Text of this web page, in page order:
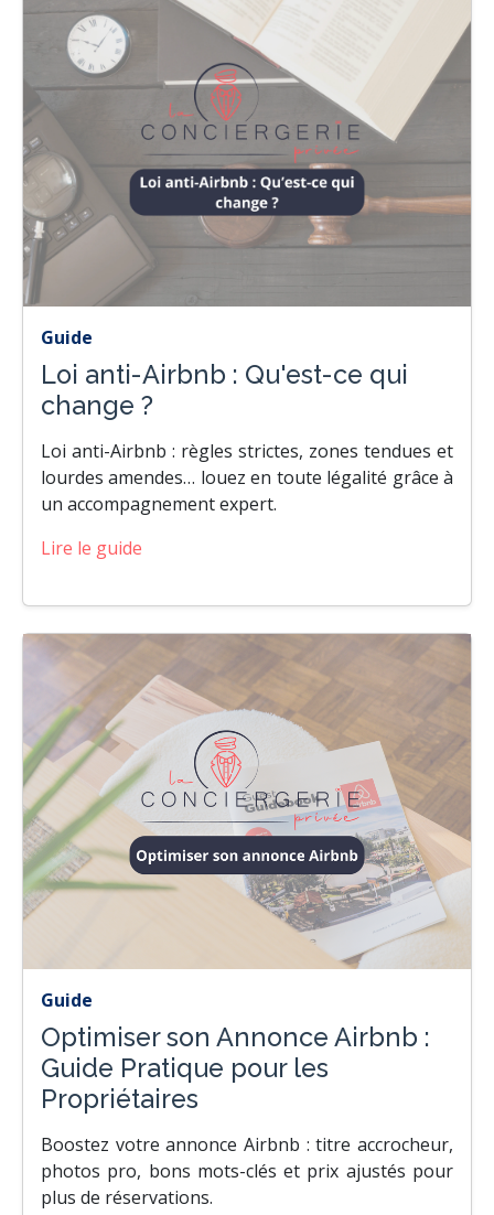
Guide
Loi anti-Airbnb : Qu'est-ce qui
change ?
Loi anti-Airbnb : règles strictes, zones tendues et
lourdes amendes… louez en toute légalité grâce à
un accompagnement expert.
Lire le guide
Guide
Optimiser son Annonce Airbnb :
Guide Pratique pour les
Propriétaires
Boostez votre annonce Airbnb : titre accrocheur,
photos pro, bons mots-clés et prix ajustés pour
plus de réservations.